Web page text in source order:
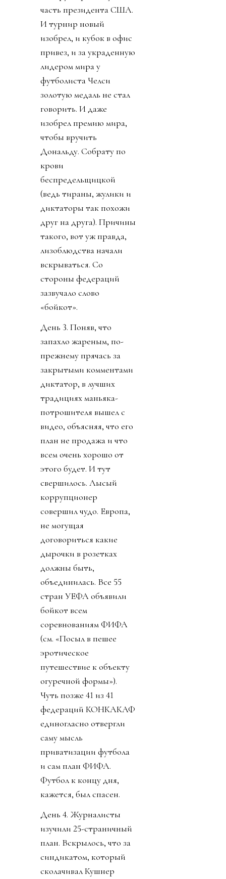
часть президента США.
И турнир новый
изобрел, и кубок в офис
привез, и за украденную
лидером мира у
футболиста Челси
золотую медаль не стал
говорить. И даже
изобрел премию мира,
чтобы вручить
Дональду. Собрату по
крови
беспредельщицкой
(ведь тираны, жулики и
диктаторы так похожи
друг на друга). Причины
такого, вот уж правда,
лизоблюдства начали
вскрываться. Со
стороны федераций
зазвучало слово
«бойкот».
День 3. Поняв, что
запахло жареным, по-
прежнему прячась за
закрытыми комментами
диктатор, в лучших
традициях маньяка-
потрошителя вышел с
видео, объясняя, что его
план не продажа и что
всем очень хорошо от
этого будет. И тут
свершилось. Лысый
коррупционер
совершил чудо. Европа,
не могущая
договориться какие
дырочки в розетках
должны быть,
объединилась. Все 55
стран УЕФА объявили
бойкот всем
соревнованиям ФИФА
(см. «Посыл в пешее
эротическое
путешествие к объекту
огуречной формы»).
Чуть позже 41 из 41
федераций КОНКАКАФ
единогласно отвергли
саму мысль
приватизации футбола
и сам план ФИФА.
Футбол к концу дня,
кажется, был спасен.
День 4. Журналисты
изучили 25-страничный
план. Вскрылось, что за
синдикатом, который
сколачивал Кушнер